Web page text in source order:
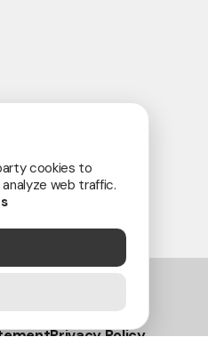
Education Group
Privacy Policy
cookies to
web traffic.